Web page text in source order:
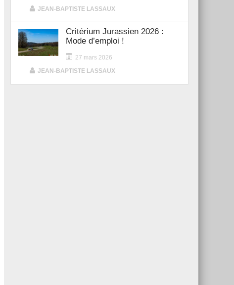
JEAN-BAPTISTE LASSAUX
Critérium Jurassien 2026 :
Mode d’emploi !
27 mars 2026
JEAN-BAPTISTE LASSAUX